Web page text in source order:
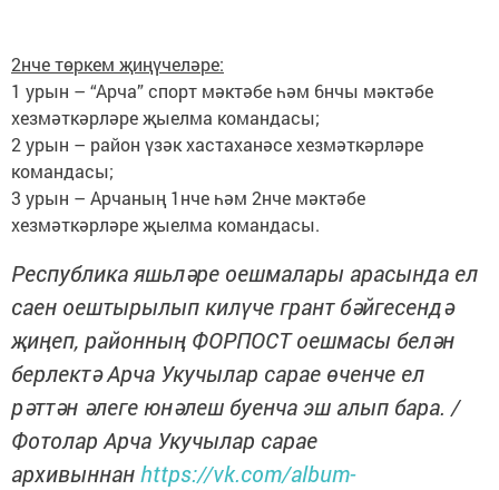
2нче төркем җиңүчеләре:
1 урын – “Арча” спорт мәктәбе һәм 6нчы мәктәбе
хезмәткәрләре җыелма командасы;
2 урын – район үзәк хастаханәсе хезмәткәрләре
командасы;
3 урын – Арчаның 1нче һәм 2нче мәктәбе
хезмәткәрләре җыелма командасы.
Республика яшьләре оешмалары арасында ел
саен оештырылып килүче грант бәйгесендә
җиңеп, районның ФОРПОСТ оешмасы белән
берлектә Арча Укучылар сарае өченче ел
рәттән әлеге юнәлеш буенча эш алып бара. /
Фотолар Арча Укучылар сарае
архивыннанhttps://vk.com/album-